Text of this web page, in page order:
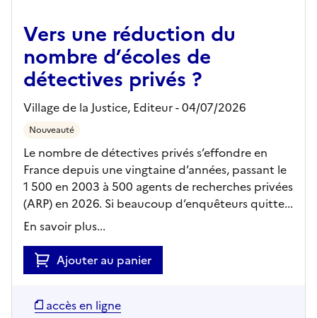
Vers une réduction du
nombre d’écoles de
détectives privés ?
Village de la Justice, Editeur- 04/07/2026
Nouveauté
Le nombre de détectives privés s’effondre en
France depuis une vingtaine d’années, passant le
1 500 en 2003 à 500 agents de recherches privées
(ARP) en 2026. Si beaucoup d’enquêteurs quitte...
En savoir plus...
Ajouter au panier
accès en ligne